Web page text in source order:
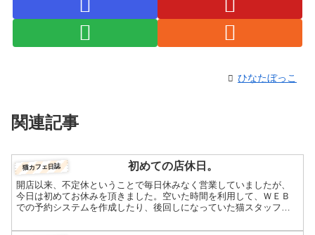
ひなたぼっこ
関連記事
猫カフェ日誌 初めての店休日。
開店以来、不定休ということで毎日休みなく営業していましたが、
今日は初めてお休みを頂きました。空いた時間を利用して、ＷＥＢ
での予約システムを作成したり、後回しになっていた猫スタッフの